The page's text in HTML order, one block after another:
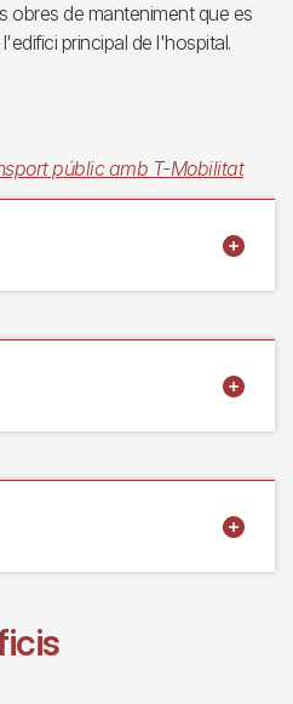
obres de manteniment que es
principal de l'hospital.
públic amb T-Mobilitat